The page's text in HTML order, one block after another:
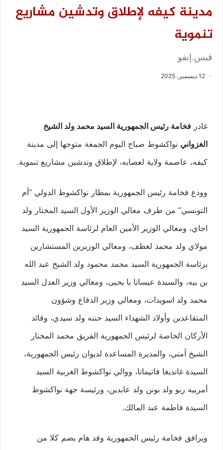
مدينة كيفه لإطلاق وتدشين مشاريع
تنموية
قبس.إنفو
12 ديسمبر، 2025
غادر فخامة رئيس الجمهورية السيد محمد ولد الشيخ
الغزواني نواكشوط صباح اليوم الجمعة متوجها إلى مدينة
كيفه، عاصمة ولاية لعصابه، لإطلاق وتدشين مشاريع تنموية.
وودع فخامة رئيس الجمهورية بمطار نواكشوط الدولي “أم
التونسي” من طرف معالي الوزير الأول السيد المختار ولد
اجاي، ومعالي الوزير الأمين العام لرئاسة الجمهورية السيد
مولاي ولد محمد لغظف، ومعالي الوزيرين المستشارين
برئاسة الجمهورية السيد محمد محمود ولد الشيخ عبد الله
بن بيه، والسيدة عيساتا با يحيى، ومعالي وزير العدل السيد
محمد ولد اسويدات، ومعالي وزير الدفاع وشؤون
المتقاعدين وأولاد الشهداء السيد حننه ولد سيدي، وقائد
الأركان الخاصة لرئيس الجمهورية الفريق محمد المختار
الشيخ آمني، والمديرة المساعدة لديوان رئيس الجمهورية،
السيدة غانديغا فاتيماتا، ووالي نواكشوط الغربية السيد
أمربيه ربو ولد بونن ولد عابدين، ورئيسة جهة نواكشوط
السيدة فاطمة عبد المالك.
ويرافق فخامة رئيس الجمهورية وفد هام يضم كلا من